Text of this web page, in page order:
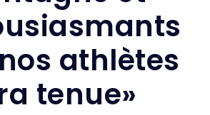
athlètes
tenue»